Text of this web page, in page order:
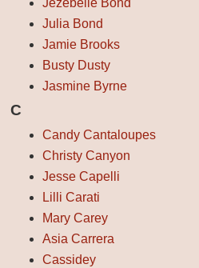
Julia Bond
Jamie Brooks
Busty Dusty
Jasmine Byrne
C
Candy Cantaloupes
Christy Canyon
Jesse Capelli
Lilli Carati
Mary Carey
Asia Carrera
Cassidey